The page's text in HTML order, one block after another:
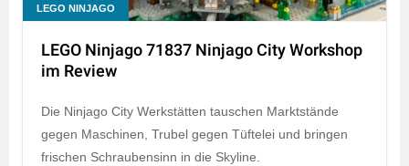
LEGO NINJAGO
LEGO Ninjago 71837 Ninjago City Workshop
im Review
Die Ninjago City Werkstätten tauschen Marktstände
gegen Maschinen, Trubel gegen Tüftelei und bringen
frischen Schraubensinn in die Skyline.